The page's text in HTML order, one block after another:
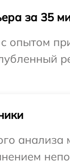
за 35
опытом